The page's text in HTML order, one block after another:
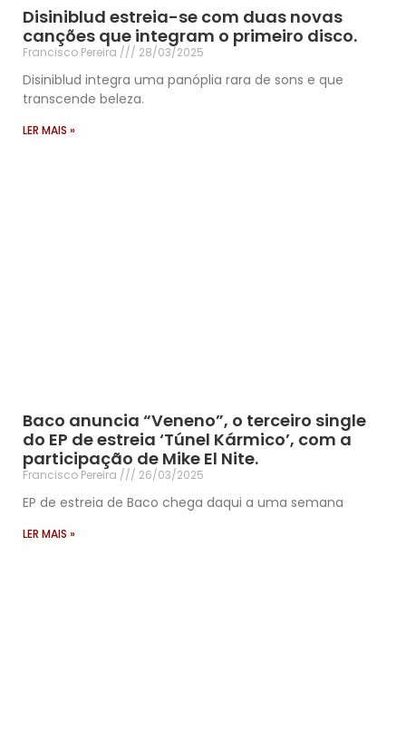
Disiniblud estreia-se com duas novas
canções que integram o primeiro disco.
Francisco Pereira 28/03/2025
Disiniblud integra uma panóplia rara de sons e que
transcende beleza.
LER MAIS »
Baco anuncia “Veneno”, o terceiro single
do EP de estreia ‘Túnel Kármico’, com a
participação de Mike El Nite.
Francisco Pereira 26/03/2025
EP de estreia de Baco chega daqui a uma semana
LER MAIS »